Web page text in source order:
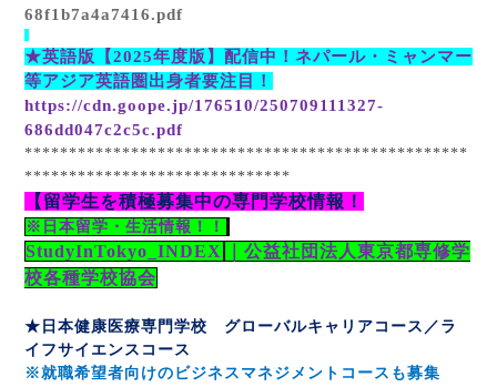
68f1b7a4a7416.pdf
★英語版【2025年度版】配信中！ネパール・ミャンマー
等アジア英語圏出身者要注目！
https://cdn.goope.jp/176510/250709111327-
686dd047c2c5c.pdf
**************************************************
******************************
【留学生を積極募集中の専門学校情報！
※日本留学・生活情報！！
StudyInTokyo_INDEX
｜公益社団法人東京都専修学
校各種学校協会
★日本健康医療専門学校 グローバルキャリアコース／ラ
イフサイエンスコース
※就職希望者向けのビジネスマネジメントコースも募集